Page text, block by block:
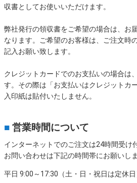
収書としてお使いいただけます。
弊社発行の領収書をご希望の場合は、お
なります。ご希望のお客様は、ご注文時
記入お願い致します。
クレジットカードでのお支払いの場合は
す。その際は「お支払いはクレジットカ
入印紙は貼付いたしません。
■ 営業時間について
インターネットでのご注文は24時間受け
お問い合わせは下記の時間帯にお願いしま
平日 9:00～17:30（土・日・祝日は定休日